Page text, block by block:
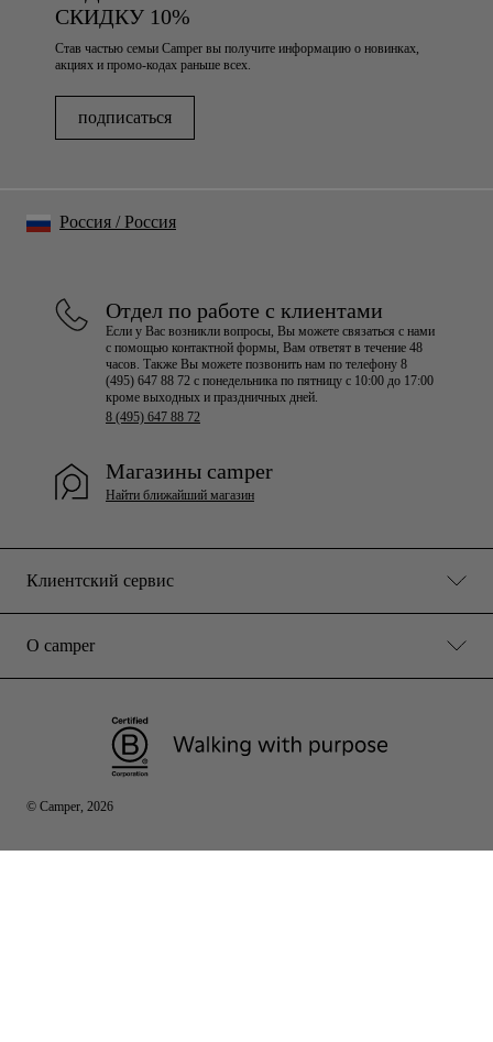
СКИДКУ 10%
Став частью семьи Camper вы получите информацию о новинках,
акциях и промо-кодах раньше всех.
подписаться
Клиентский сервис
О camper
Отдел по работе с клиентами
Если у Вас возникли вопросы, Вы можете связаться с нами
с помощью контактной формы, Вам ответят в течение 48
часов. Также Вы можете позвонить нам по телефону 8
(495) 647 88 72 с понедельника по пятницу с 10:00 до 17:00
кроме выходных и праздничных дней.
8 (495) 647 88 72
Магазины camper
Найти ближайший магазин
© Camper, 2026
Россия /Россия